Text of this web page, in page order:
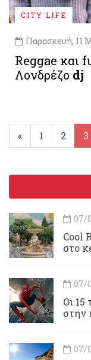
CITY LIFE
Παρασκευή, 11
Reggae και
Λονδρέζο dj
« 1 2 3
07/
Cool
στο
07/
Οι 15
στην
07/